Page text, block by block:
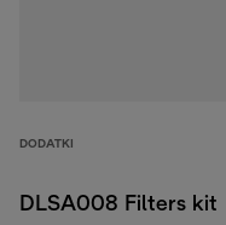
DODATKI
DLSA008 Filters kit